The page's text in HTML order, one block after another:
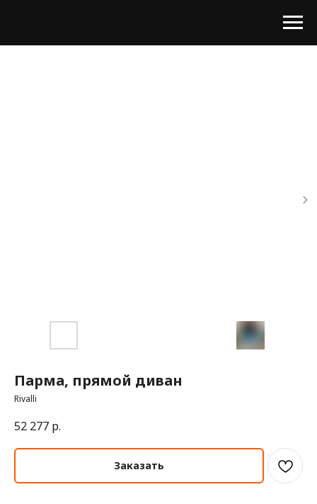
Парма, прямой диван
Rivalli
52 277 р.
Заказать